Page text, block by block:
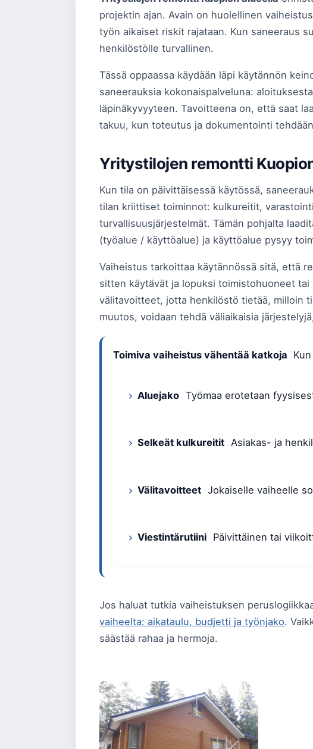
projektin ajan. Avain on huolellinen
työn aikaiset riskit rajataan. Kun saneeraus
henkilöstölle turvallinen.
Tässä oppaassa käydään läpi käytännön
saneerauksia kokonaispalveluna:
läpinäkyvyyteen. Tavoitteena on, että saat
takuu, kun toteutus ja dokumentointi
Yritystilojen remontti
Kun tila on päivittäisessä käytössä,
tilan kriittiset toiminnot: kulkureitit,
turvallisuusjärjestelmät. Tämän pohjalta
(työalue / käyttöalue) ja käyttöalue pysyy
Vaiheistus tarkoittaa käytännössä sitä, että
sitten käytävät ja lopuksi toimistohuoneet
välitavoitteet, jotta henkilöstö tietää, milloin
muutos, voidaan tehdä väliaikaisia
Toimiva vaiheistus vähentää katkoja
Aluejako Työmaa erotetaan
Selkeät kulkureitit Asiakas- ja
Välitavoitteet Jokaiselle vaiheelle
Viestintärutiini Päivittäinen tai
Jos haluat tutkia vaiheistuksen
vaiheelta: aikataulu, budjetti ja työnjako.
säästää rahaa ja hermoja.